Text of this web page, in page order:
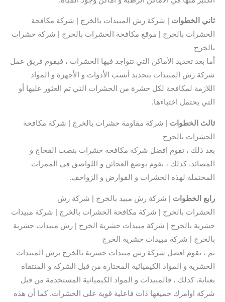
ثاني الخطوات | شركة رش المبيدات بالخرج | شركة مكافحة
الحشرات بالخرج | موقع مكافحة الحشرات بالخرج | شركة حشرات
بالخرج
أما بعد تحديد الأماكن التي تتواجد فيها الحشرات ، فيقوم فريق عمل
شركة رش المبيدات بتحديد أنسب الأدوات و الأجهزة و المواد
اللازمة لمكافحة لكل حشرة من الحشرات التي تم العثور عليها أو
التي يحتمل اختباءها.
ثالث الخطوات | شركة مقاومة حشرات بالخرج | شركة مكافحة
الحشرات بالخرج
بعد ذلك ، تقوم افضل شركة مكافحة حشرات بنصب الفخاج و
المصائد. كذلك ، نقوم بوضع العجائن و اللواصق في الممرات
المحتملة لهذه الحشرات و القوارض و الزواحف.
رابع الخطوات | شركة رش مبيد بالخرج | شركة رش
الحشرات بالخرج | شركة مكافحة الحشرات بالخرج | شركة مبيدات
حشرية بالخرج | شركة مبيدات حشرية الخرج | رش مبيدات حشرية
بالخرج | شركة مبيدات حشرية الخرج
ثم ، تقوم افضل شركة رش مبيدات حشرية بالخرج برش المبيدات
الحشرية و المواد الكيميائية المختارة من قبل الشركة و المنتقاة
بعناية. كذلك ، فالمبيدات و المواد الكيميائية المستخدمة من قبل
شركة اوامرك جميعها ذات فاعلية قوية على الحشرات. كما أن هذه